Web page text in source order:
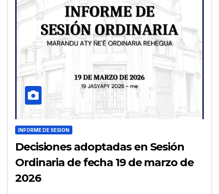
INFORME DE SESION
Decisiones adoptadas en Sesión
Ordinaria de fecha 19 de marzo de
2026